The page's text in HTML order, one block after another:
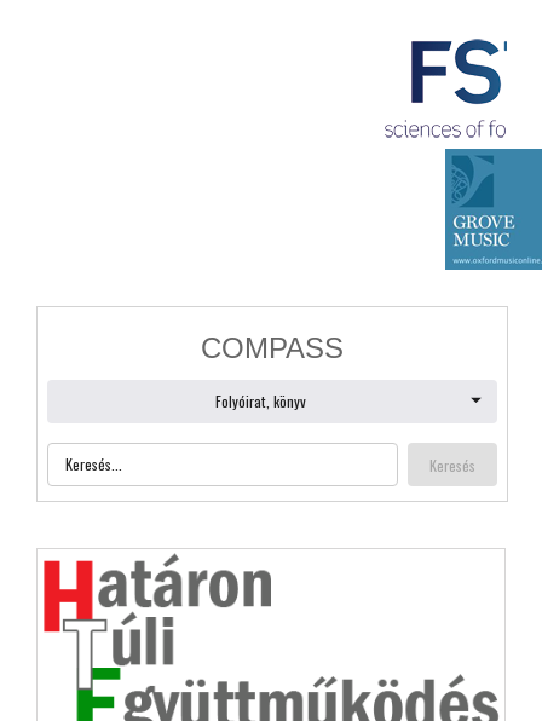
Bejelentkezés